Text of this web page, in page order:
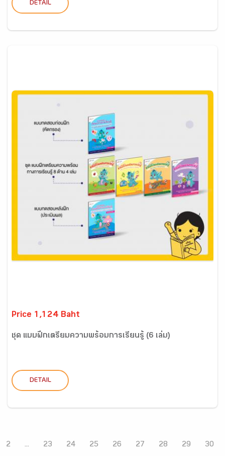
DETAIL
Price 1,124 Baht
ชุด แบบฝึกเตรียมความพร้อมการเรียนรู้ (6 เล่ม)
DETAIL
2 ... 23 24 25 26 27 28 29 30